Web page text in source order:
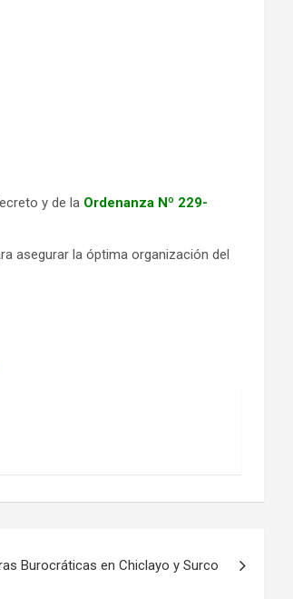
y de la Ordenanza Nº 229-
asegurar la óptima organización del
Burocráticas en Chiclayo y Surco